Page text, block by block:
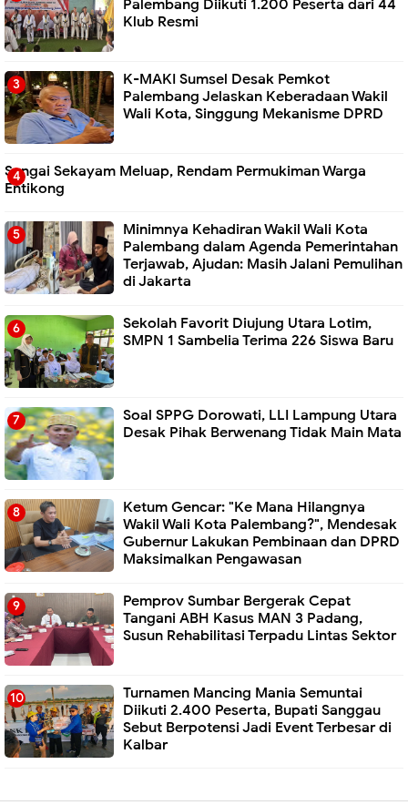
Palembang Diikuti 1.200 Peserta dari 44
Klub Resmi
K-MAKI Sumsel Desak Pemkot
Palembang Jelaskan Keberadaan Wakil
Wali Kota, Singgung Mekanisme DPRD
Sungai Sekayam Meluap, Rendam Permukiman Warga
Entikong
Minimnya Kehadiran Wakil Wali Kota
Palembang dalam Agenda Pemerintahan
Terjawab, Ajudan: Masih Jalani Pemulihan
di Jakarta
Sekolah Favorit Diujung Utara Lotim,
SMPN 1 Sambelia Terima 226 Siswa Baru ‎
Soal SPPG Dorowati, LLI Lampung Utara
Desak Pihak Berwenang Tidak Main Mata
Ketum Gencar: "Ke Mana Hilangnya
Wakil Wali Kota Palembang?", Mendesak
Gubernur Lakukan Pembinaan dan DPRD
Maksimalkan Pengawasan
Pemprov Sumbar Bergerak Cepat
Tangani ABH Kasus MAN 3 Padang,
Susun Rehabilitasi Terpadu Lintas Sektor
Turnamen Mancing Mania Semuntai
Diikuti 2.400 Peserta, Bupati Sanggau
Sebut Berpotensi Jadi Event Terbesar di
Kalbar